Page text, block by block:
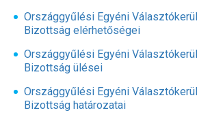
Országgyűlési Egyéni
Bizottság elérhetőségei
Országgyűlési Egyéni
Bizottság ülései
Országgyűlési Egyéni
Bizottság határozatai